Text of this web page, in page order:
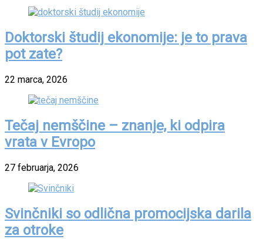
Doktorski študij ekonomije: je to prava
pot zate?
22 marca, 2026
Tečaj nemščine – znanje, ki odpira
vrata v Evropo
27 februarja, 2026
Svinčniki so odlična promocijska darila
za otroke